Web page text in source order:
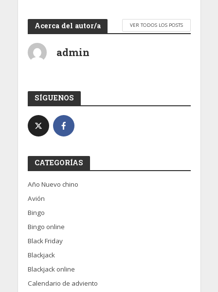
Acerca del autor/a VER TODOS LOS POSTS
admin
SÍGUENOS
CATEGORÍAS
Año Nuevo chino
Avión
Bingo
Bingo online
Black Friday
Blackjack
Blackjack online
Calendario de adviento